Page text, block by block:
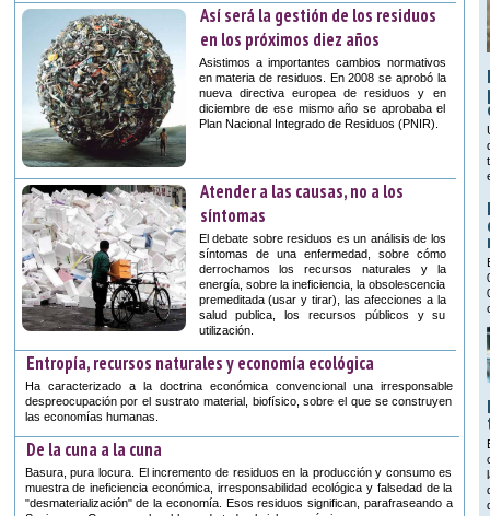
Así será la gestión de los residuos
en los próximos diez años
Asistimos a importantes cambios normativos
en materia de residuos. En 2008 se aprobó la
nueva directiva europea de residuos y en
diciembre de ese mismo año se aprobaba el
Plan Nacional Integrado de Residuos (PNIR).
Atender a las causas, no a los
síntomas
El debate sobre residuos es un análisis de los
síntomas de una enfermedad, sobre cómo
derrochamos los recursos naturales y la
energía, sobre la ineficiencia, la obsolescencia
premeditada (usar y tirar), las afecciones a la
salud publica, los recursos públicos y su
utilización.
Entropía, recursos naturales y economía ecológica
Ha caracterizado a la doctrina económica convencional una irresponsable
despreocupación por el sustrato material, biofísico, sobre el que se construyen
las economías humanas.
De la cuna a la cuna
Basura, pura locura. El incremento de residuos en la producción y consumo es
muestra de ineficiencia económica, irresponsabilidad ecológica y falsedad de la
"desmaterialización" de la economía. Esos residuos significan, parafraseando a